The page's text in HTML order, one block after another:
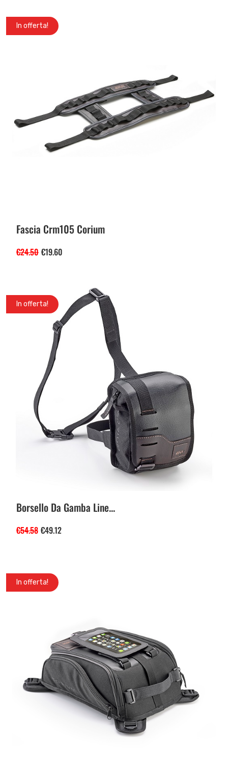
In offerta!
Fascia Crm105 Corium
€24.50 €19.60
In offerta!
Borsello Da Gamba Line...
€54.58 €49.12
In offerta!